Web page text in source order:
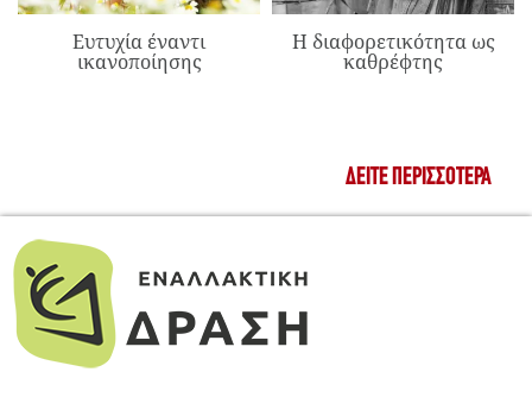
Ευτυχία έναντι
ικανοποίησης
Η διαφορετικότητα ως
καθρέφτης
ΔΕΊΤΕ ΠΕΡΙΣΣΌΤΕΡΑ